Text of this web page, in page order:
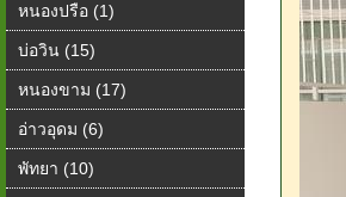
หนองปรือ (1)
บ่อวิน (15)
หนองขาม (17)
อ่าวอุดม (6)
พัทยา (10)